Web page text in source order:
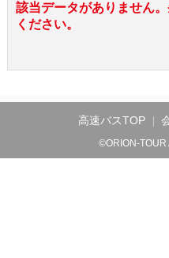
該当データがありません
ください。
高速バスTOP
©ORION-TOUR